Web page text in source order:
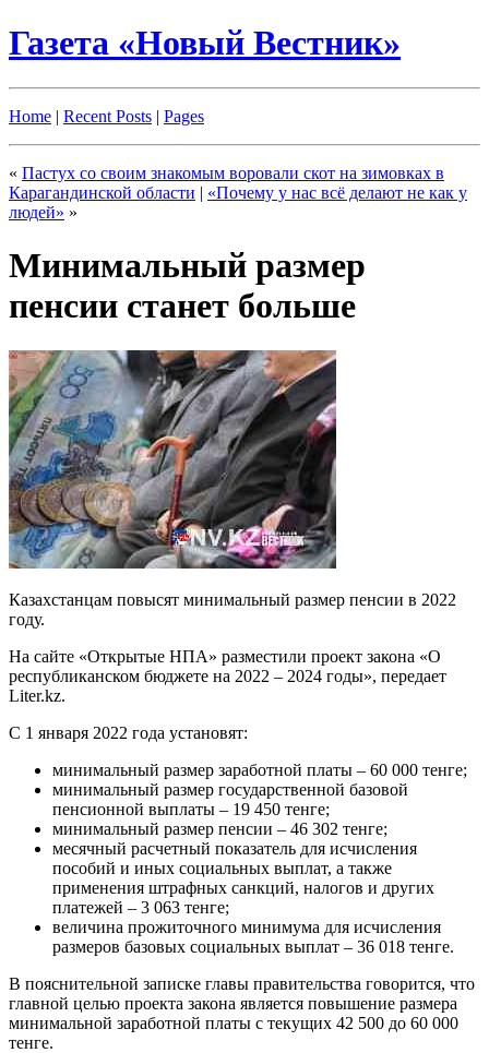
Газета «Новый Вестник»
Home | Recent Posts | Pages
« Пастух со своим знакомым воровали скот на зимовках в
Карагандинской области | «Почему у нас всё делают не как у
людей» »
Минимальный размер
пенсии станет больше
Казахстанцам повысят минимальный размер пенсии в 2022
году.
На сайте «Открытые НПА» разместили проект закона «О
республиканском бюджете на 2022 – 2024 годы», передает
Liter.kz.
С 1 января 2022 года установят:
минимальный размер заработной платы – 60 000 тенге;
минимальный размер государственной базовой
пенсионной выплаты – 19 450 тенге;
минимальный размер пенсии – 46 302 тенге;
месячный расчетный показатель для исчисления
пособий и иных социальных выплат, а также
применения штрафных санкций, налогов и других
платежей – 3 063 тенге;
величина прожиточного минимума для исчисления
размеров базовых социальных выплат – 36 018 тенге.
В пояснительной записке главы правительства говорится, что
главной целью проекта закона является повышение размера
минимальной заработной платы с текущих 42 500 до 60 000
тенге.